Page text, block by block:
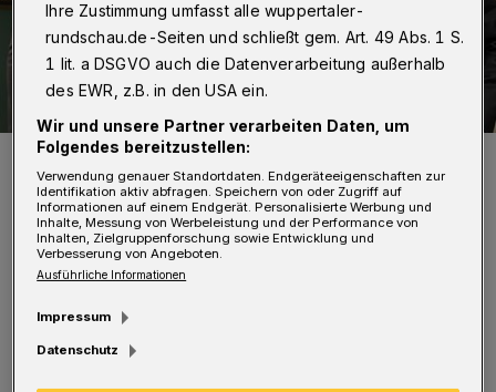
Jürgen Hardt (li.) und David Beasley (Generaldirektor des UN-WFP)
bei ihrem Treffen am 16. September 2020.
Foto: juergenhardt.de
„In unserer Zeit weiter eskalierender Konflikte
Ihre Zustimmung umfasst alle wuppertaler-
rundschau.de-Seiten und schließt gem. Art. 49 Abs. 1 S.
1 lit. a DSGVO auch die Datenverarbeitung außerhalb
des EWR, z.B. in den USA ein.
Wir und unsere Partner verarbeiten Daten, um
Folgendes bereitzustellen:
Verwendung genauer Standortdaten. Endgeräteeigenschaften zur
Identifikation aktiv abfragen. Speichern von oder Zugriff auf
Informationen auf einem Endgerät. Personalisierte Werbung und
Inhalte, Messung von Werbeleistung und der Performance von
Inhalten, Zielgruppenforschung sowie Entwicklung und
Verbesserung von Angeboten.
Ausführliche Informationen
Impressum
Datenschutz